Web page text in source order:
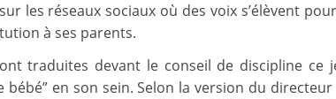
les réseaux sociaux où des voix s’élèvent
à ses parents.
traduites devant le conseil de discipline ce
bébé” en son sein. Selon la version du